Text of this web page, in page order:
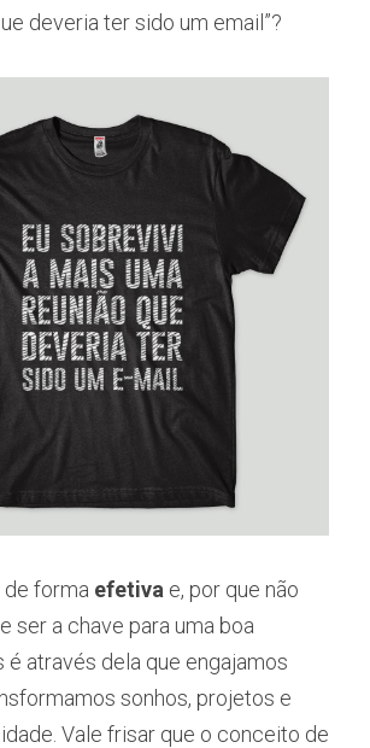
deveria ter sido um email”?
de forma efetiva
ser a chave para uma boa
é através dela que engajamos
sonhos, projetos e
Vale frisar que o conceito de